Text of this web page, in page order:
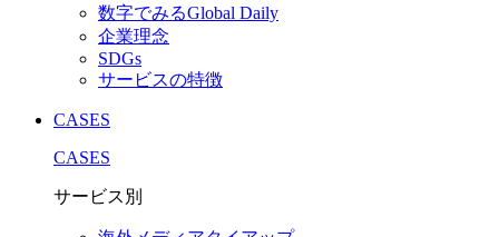
数字でみるGlobal Daily
企業理念
SDGs
サービスの特徴
CASES
CASES
サービス別